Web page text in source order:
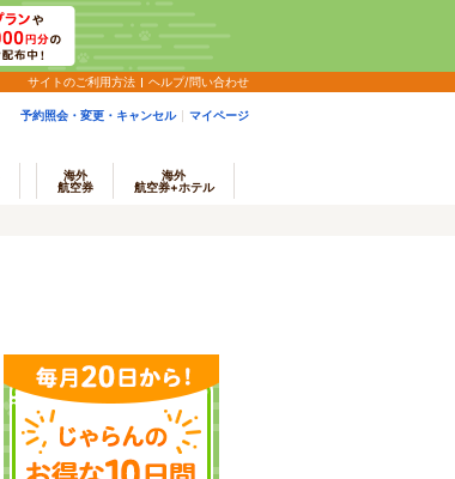
サイトのご利用方法 ヘルプ/問い合わせ
予約照会・変更・キャンセル マイページ
海外
航空券
海外
航空券+ホテル